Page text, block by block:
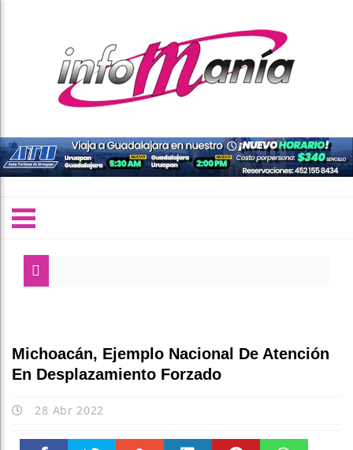
Michoacán, Ejemplo Nacional De Atención
En Desplazamiento Forzado
28 Abr 2022